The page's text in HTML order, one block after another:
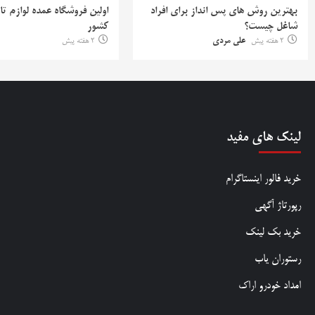
بهترین روش‌ های پس‌ انداز برای افراد
شاغل چیست؟
2 هفته پیش علی مردی
اولین فروشگاه عمده لوازم
کشور
2 هفته پیش
لینک های مفید
خرید فالور اینستاگرام
رپورتاژ آگهی
خرید بک لینک
رستوران یاب
امداد خودرو اراک